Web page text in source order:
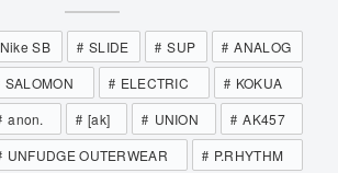
Nike SB SLIDE SUP
ANALOG
SALOMON ELECTRIC
KOKUA
anon. [ak] UNION
AK457
UNFUDGE OUTERWEAR
P.RHYTHM